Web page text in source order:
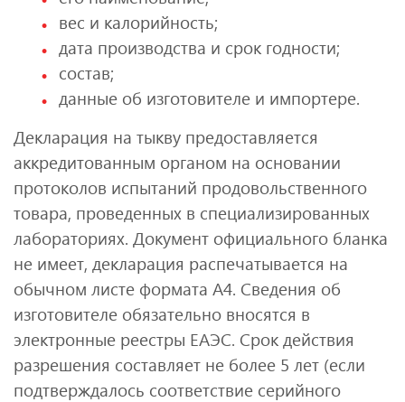
вес и калорийность;
дата производства и срок годности;
состав;
данные об изготовителе и импортере.
Декларация на тыкву предоставляется
аккредитованным органом на основании
протоколов испытаний продовольственного
товара, проведенных в специализированных
лабораториях. Документ официального бланка
не имеет, декларация распечатывается на
обычном листе формата А4. Сведения об
изготовителе обязательно вносятся в
электронные реестры ЕАЭС. Срок действия
разрешения составляет не более 5 лет (если
подтверждалось соответствие серийного